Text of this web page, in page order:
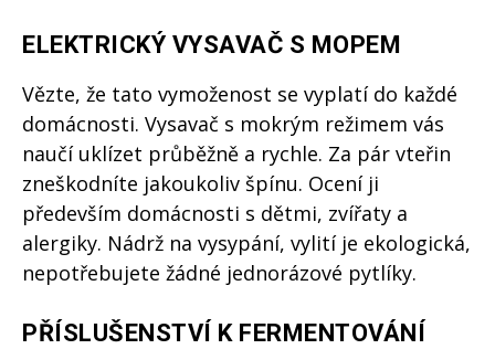
ELEKTRICKÝ VYSAVAČ S MOPEM
Vězte, že tato vymoženost se vyplatí do každé
domácnosti. Vysavač s mokrým režimem vás
naučí uklízet průběžně a rychle. Za pár vteřin
zneškodníte jakoukoliv špínu. Ocení ji
především domácnosti s dětmi, zvířaty a
alergiky. Nádrž na vysypání, vylití je ekologická,
nepotřebujete žádné jednorázové pytlíky.
PŘÍSLUŠENSTVÍ K FERMENTOVÁNÍ